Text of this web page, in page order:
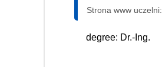
Strona www uczelni:
degree: Dr.-Ing.